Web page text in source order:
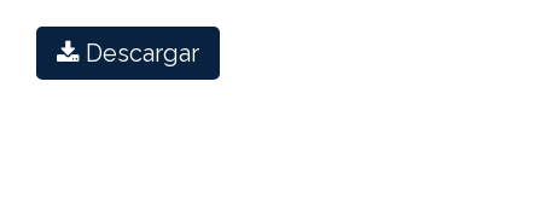
Descargar